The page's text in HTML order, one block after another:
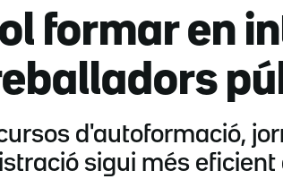
formar en
d'autoformació,
sigui més